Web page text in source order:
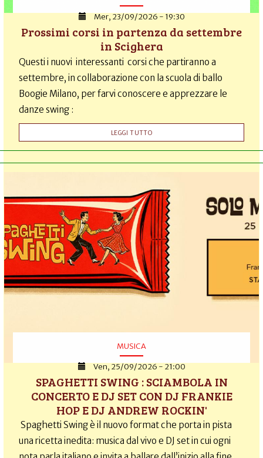
Mer, 23/09/2026 - 19:30
Prossimi corsi in partenza da settembre
in Scighera
Questi i nuovi interessanti corsi che partiranno a
settembre, in collaborazione con la scuola di ballo
Boogie Milano, per farvi conoscere e apprezzare le
danze swing :
LEGGI TUTTO
MUSICA
Ven, 25/09/2026 - 21:00
SPAGHETTI SWING : SCIAMBOLA IN
CONCERTO E DJ SET CON DJ FRANKIE
HOP E DJ ANDREW ROCKIN'
Spaghetti Swing è il nuovo format che porta in pista
una ricetta inedita: musica dal vivo e DJ set in cui ogni